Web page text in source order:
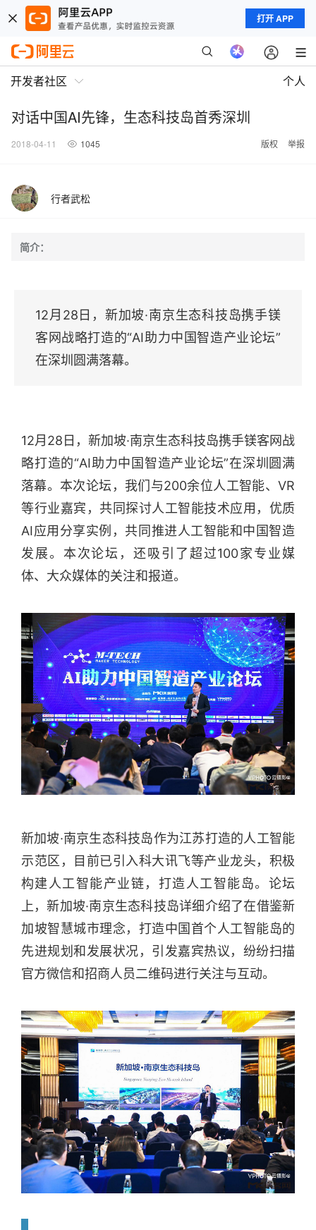
打开 APP
开发者社区 个人
对话中国AI先锋，生态科技岛首秀深圳
2018-04-11 1045 版权 举报
行者武松
简介：
12月28日，新加坡·南京生态科技岛携手镁
客网战略打造的“AI助力中国智造产业论坛”
在深圳圆满落幕。
12月28日，新加坡·南京生态科技岛携手镁客网战
略打造的“AI助力中国智造产业论坛”在深圳圆满
落幕。本次论坛，我们与200余位人工智能、VR
等行业嘉宾，共同探讨人工智能技术应用，优质
AI应用分享实例，共同推进人工智能和中国智造
发展。本次论坛，还吸引了超过100家专业媒
体、大众媒体的关注和报道。
新加坡·南京生态科技岛作为江苏打造的人工智能
示范区，目前已引入科大讯飞等产业龙头，积极
构建人工智能产业链，打造人工智能岛。论坛
上，新加坡·南京生态科技岛详细介绍了在借鉴新
加坡智慧城市理念，打造中国首个人工智能岛的
先进规划和发展状况，引发嘉宾热议，纷纷扫描
官方微信和招商人员二维码进行关注与互动。